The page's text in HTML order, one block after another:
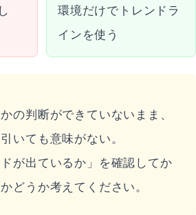
環境だけでトレンドラ
インを使う
の判断ができていないまま、
いても意味がない。
が出ているか」を確認してか
どうか考えてください。